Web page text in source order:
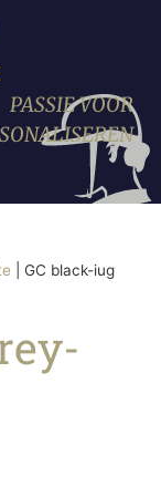
PASSIE VOOR
GC black-iug